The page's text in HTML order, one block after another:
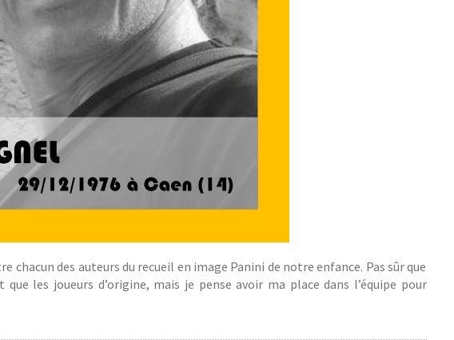
chacun des auteurs du recueil en image Panini de notre enfance. Pas sûr que
les joueurs d’origine, mais je pense avoir ma place dans l’équipe pour